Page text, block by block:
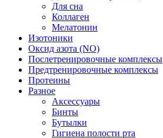
Для сна
Коллаген
Мелатонин
Изотоники
Оксид азота (NO)
Послетренировочные комплексы
Предтренировочные комплексы
Протеины
Разное
Аксессуары
Бинты
Бутылки
Гигиена полости рта